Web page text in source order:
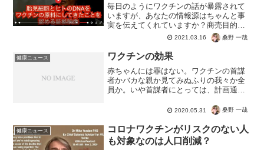
毎日のようにワクチンの話が暴露されて
いますが、あなたの情報源はちゃんと事
実を伝えてくれていますか？商売目的で
接種を勧めるだけのワクチン業者も多い
ので、勉強不足では打たれてBANでしょ
うね。メリットデメリットをしってはじ
めて、自分の判断ができ...
2021.03.16 桑野 一哉
健康ニュース ワクチンの効果
赤ちゃんには罪はない。ワクチンの首謀
者かバカな親か見てみぬふりの我々か全
員か。いや首謀者にとっては、計画通
不安に陥る。これも計画通りだろう。サ
ボった大人は自業自得でかまわない。で
も子どもを巻き込むなよ！
2020.05.31 桑野 一哉
健康ニュース
コロナワクチンがリスクのない人
も対象なのは人口削減？